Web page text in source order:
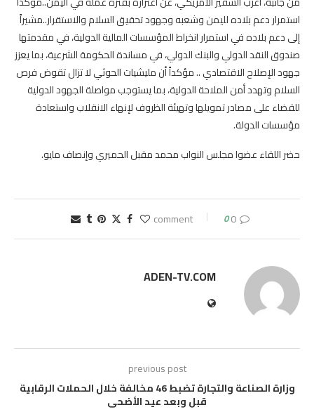
استمرار دعم بلاده لليمن وشعبه وجهود تحقيق السلام والاستقرار..مشيراً
إلى دعم بلاده في استمرار انخراط المؤسسات المالية الدولية، في مقدمتها
صندوق النقد الدولي والبنك الدولي، في مساندة الحكومة الشرعية، بما يعزز
جهود الإصلاح الاقتصادي .. مؤكداً أن مليشيات الحوثي لا تزال تقوض فرص
السلام وتهدد أمن الملاحة الدولية، بما يستوجب مواصلة الجهود الدولية
للقضاء على مصادر تمويلها وتهيئة الظروف لإنهاء الانقلاب واستعادة
مؤسسات الدولة.
حضر اللقاء عضوا مجلس النواب محمد مقبل الحميري وإنصاف مايو.
0 comment
0
ADEN-TV.COM
previous post
وزارة الصناعة والتجارة تضبط 46 مخالفة خلال الحملات الرقابية
قبل وبعد عيد الأضحى